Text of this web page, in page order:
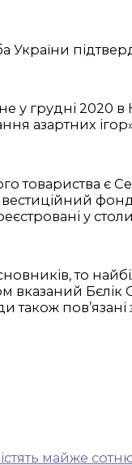
України
у грудні 2020 в
азартних
товариства є
у
то
вказаний
пов’язані
майже сотню